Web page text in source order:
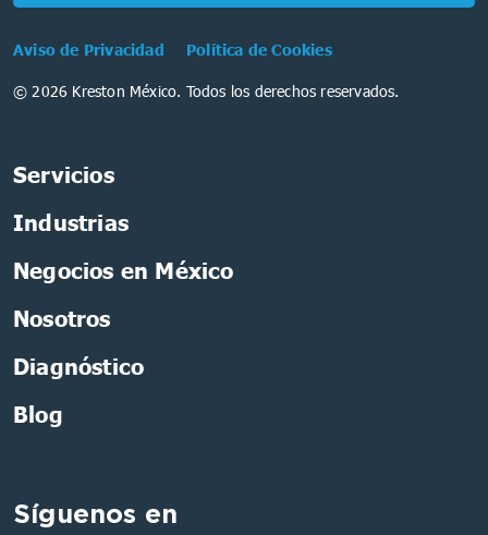
Aviso de Privacidad Política de Cookies
© 2026 Kreston México. Todos los derechos reservados.
Servicios
Industrias
Negocios en México
Nosotros
Diagnóstico
Blog
Síguenos en